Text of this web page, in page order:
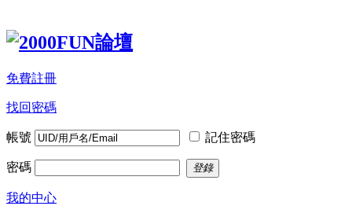
免費註冊
找回密碼
帳號 記住密碼
密碼 登錄
我的中心